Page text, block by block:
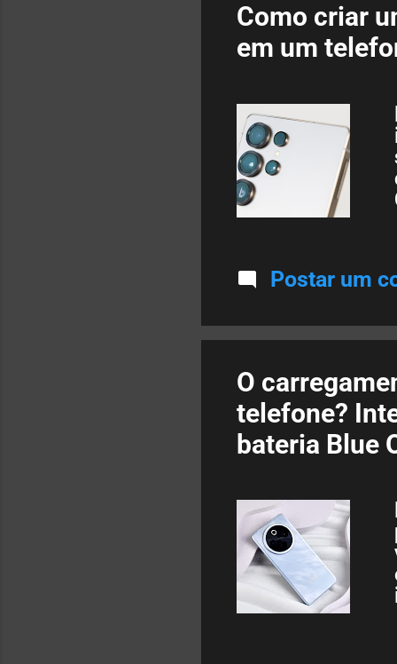
Como criar
em um
Postar um
O
telefone?
bateria Blue